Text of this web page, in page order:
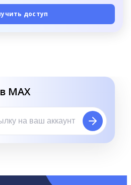
доступ
MAX